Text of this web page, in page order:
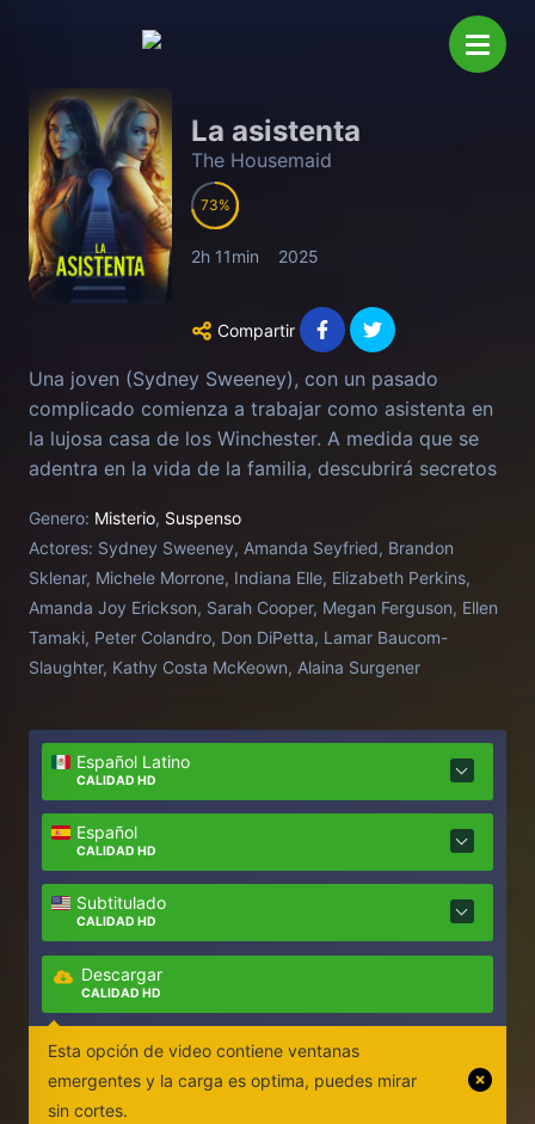
La asistenta
The Housemaid
73
2h 11min 2025
Compartir
Una joven (Sydney Sweeney), con un pasado
complicado comienza a trabajar como asistenta en
la lujosa casa de los Winchester. A medida que se
adentra en la vida de la familia, descubrirá secretos
quizá ya sea demasiado tarde... Adaptación de la
novela de Freida McFadden.
Genero: Misterio, Suspenso
Actores: Sydney Sweeney, Amanda Seyfried, Brandon
Sklenar, Michele Morrone, Indiana Elle, Elizabeth Perkins,
Amanda Joy Erickson, Sarah Cooper, Megan Ferguson, Ellen
Tamaki, Peter Colandro, Don DiPetta, Lamar Baucom-
Slaughter, Kathy Costa McKeown, Alaina Surgener
Español Latino
CALIDAD HD
Español
CALIDAD HD
Subtitulado
CALIDAD HD
Descargar
CALIDAD HD
Esta opción de video contiene ventanas
emergentes y la carga es optima, puedes mirar
sin cortes.